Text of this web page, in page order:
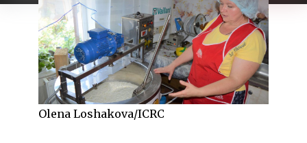
Olena Loshakova/ICRC